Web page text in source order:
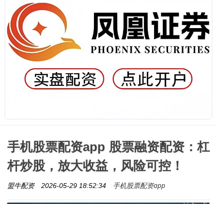
手机股票配资app 股票融资配资：杠
杆炒股，放大收益，风险可控！
盟牛配资 2026-05-29 18:52:34 手机股票配资app